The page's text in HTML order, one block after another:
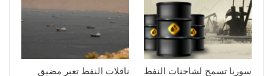
سوريا تسمح لشاحنات النفط
ناقلات النفط تعبر مضيق